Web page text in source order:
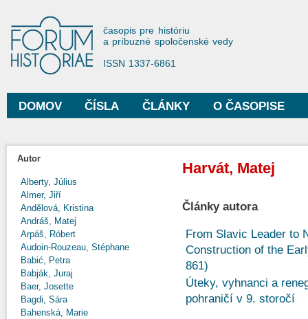
Forum Historiae
časopis pre históriu
a príbuzné spoločenské vedy
ISSN 1337-6861
Hlavné menu
DOMOV ČÍSLA ČLÁNKY O ČASOPISE
Autor
Alberty, Július
Almer, Jiří
Andělová, Kristina
Andráš, Matej
Arpáš, Róbert
Audoin-Rouzeau, Stéphane
Babić, Petra
Babják, Juraj
Baer, Josette
Bagdi, Sára
Bahenská, Marie
Harvát, Matej
Články autora
From Slavic Leader to
Construction of the
861)
Úteky, vyhnanci a
pohraničí v 9. storočí